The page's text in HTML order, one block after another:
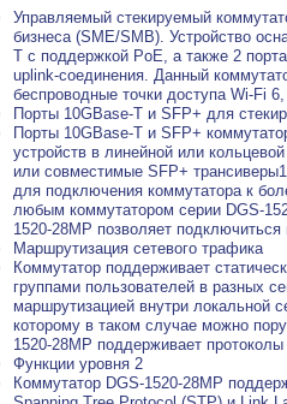
Управляемый стекируемый
бизнеса (SME/SMB). Устройство
T с поддержкой PoE, а также 2
uplink-соединения. Данный
беспроводные точки доступа Wi-Fi
Порты 10GBase-T и SFP+ для
Порты 10GBase-T и SFP+
устройств в линейной или
или совместимые SFP+
для подключения коммутатора к
любым коммутатором серии DGS-
1520-28MP позволяет
Маршрутизация сетевого трафика
Коммутатор поддерживает
группами пользователей в разных
маршрутизацией внутри локальной
которому в таком случае можно
1520-28MP поддерживает
Функции уровня 2
Коммутатор DGS-1520-28MP